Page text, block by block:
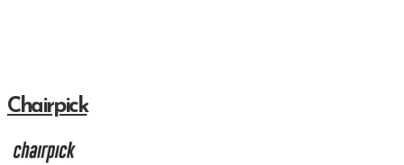
Chairpick